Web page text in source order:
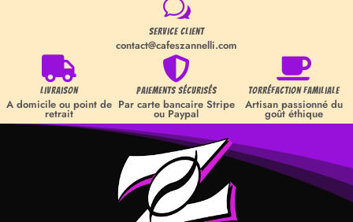
w
Service Client
contact@cafeszannelli.com

Livraison
A domicile ou point de
retrait

Paiements sécurisés
Par carte bancaire Stripe
ou Paypal

Torréfaction familiale
Artisan passionné du
goût éthique